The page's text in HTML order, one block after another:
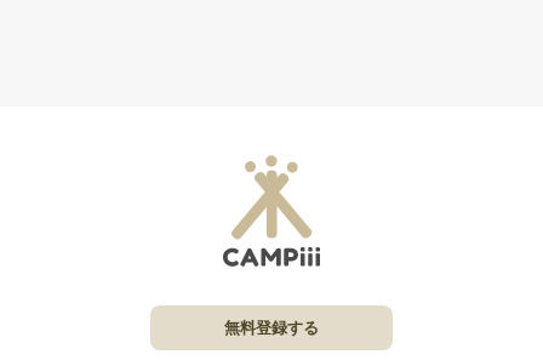
無料登録する